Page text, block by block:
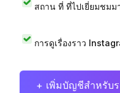
สถาน ที่ ที่ไปเยี่ยมชมม
การดูเรื่องราว
+ เพิ่มบัญชีสำหรับ